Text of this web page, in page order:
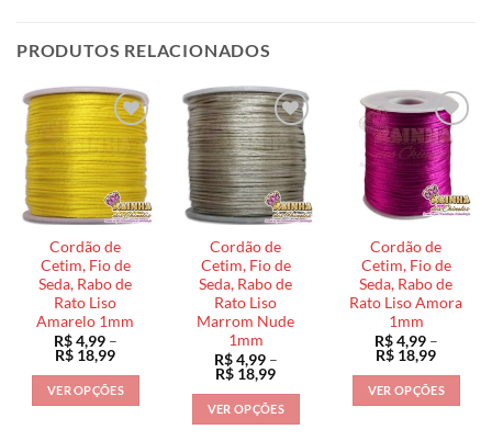
PRODUTOS RELACIONADOS
Cordão de
Cetim, Fio de
Seda, Rabo de
Rato Liso
Amarelo 1mm
R$4,99 –
R$ 18,99Faixa
preço:
R$ 4,99
através
VER OPÇÕES
Cordão de
Cetim, Fio de
Seda, Rabo de
Rato Liso
Marrom Nude
1mm
R$4,99 –
R$ 18,99Faixa
preço:
R$ 4,99
através
VER OPÇÕES
Cordão de
Cetim, Fio de
Seda, Rabo de
Rato Liso Amora
1mm
R$4,99 –
R$ 18,99Faixa
preço:
R$ 4,99
através
VER OPÇÕES